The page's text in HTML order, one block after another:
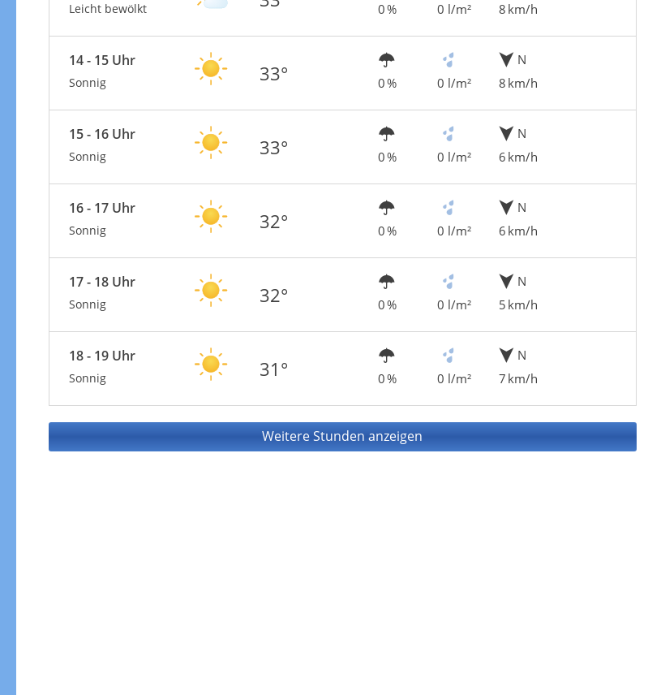
Leicht bewölkt 0 % 0 l/m²
8 km/h
14 - 15 Uhr
Sonnig 33° 0 % 0 l/m²
N
8 km/h
15 - 16 Uhr
Sonnig 33° 0 % 0 l/m²
N
6 km/h
16 - 17 Uhr
Sonnig 32° 0 % 0 l/m²
N
6 km/h
17 - 18 Uhr
Sonnig 32° 0 % 0 l/m²
N
5 km/h
18 - 19 Uhr
Sonnig 31° 0 % 0 l/m²
N
7 km/h
Weitere Stunden anzeigen